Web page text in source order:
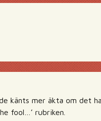
känts mer äkta om det
fool…’ rubriken.